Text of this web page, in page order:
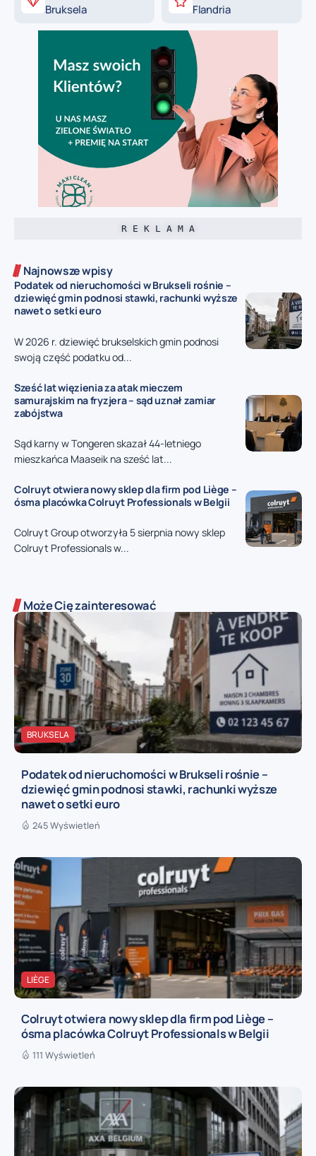
Bruksela Flandria
R E K L A M A
Najnowsze wpisy
Podatek od nieruchomości w Brukseli rośnie –
dziewięć gmin podnosi stawki, rachunki wyższe
nawet o setki euro
W 2026 r. dziewięć brukselskich gmin podnosi
swoją część podatku od...
Sześć lat więzienia za atak mieczem
samurajskim na fryzjera – sąd uznał zamiar
zabójstwa
Sąd karny w Tongeren skazał 44-letniego
mieszkańca Maaseik na sześć lat...
Colruyt otwiera nowy sklep dla firm pod Liège –
ósma placówka Colruyt Professionals w Belgii
Colruyt Group otworzyła 5 sierpnia nowy sklep
Colruyt Professionals w...
Może Cię zainteresować
BRUKSELA
Podatek od nieruchomości w Brukseli rośnie –
dziewięć gmin podnosi stawki, rachunki wyższe
nawet o setki euro
245 Wyświetleń
LIÈGE
Colruyt otwiera nowy sklep dla firm pod Liège –
ósma placówka Colruyt Professionals w Belgii
111 Wyświetleń